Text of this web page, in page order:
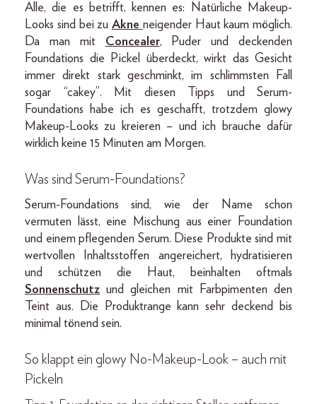
Alle, die es betrifft, kennen es: Natürliche Makeup-
Looks sind bei zu Akne neigender Haut kaum möglich.
Da man mit Concealer, Puder und deckenden
Foundations die Pickel überdeckt, wirkt das Gesicht
immer direkt stark geschminkt, im schlimmsten Fall
sogar “cakey”. Mit diesen Tipps und Serum-
Foundations habe ich es geschafft, trotzdem glowy
Makeup-Looks zu kreieren – und ich brauche dafür
wirklich keine 15 Minuten am Morgen.
Was sind Serum-Foundations?
Serum-Foundations sind, wie der Name schon
vermuten lässt, eine Mischung aus einer Foundation
und einem pflegenden Serum. Diese Produkte sind mit
wertvollen Inhaltsstoffen angereichert, hydratisieren
und schützen die Haut, beinhalten oftmals
Sonnenschutz und gleichen mit Farbpimenten den
Teint aus. Die Produktrange kann sehr deckend bis
minimal tönend sein.
So klappt ein glowy No-Makeup-Look – auch mit
Pickeln